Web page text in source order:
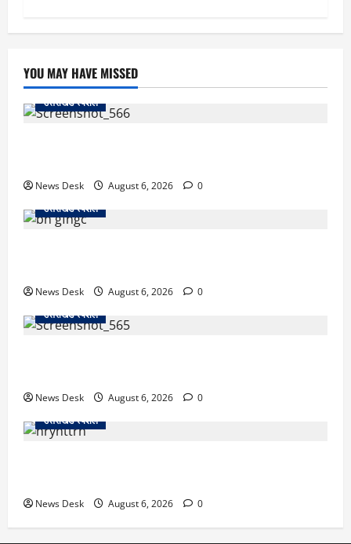
YOU MAY HAVE MISSED
उत्तराखंड स्पेशल
News Desk August 6, 2026
0
उत्तराखंड स्पेशल
News Desk August 6, 2026
0
उत्तराखंड स्पेशल
News Desk August 6, 2026
0
उत्तराखंड स्पेशल
News Desk August 6, 2026 0